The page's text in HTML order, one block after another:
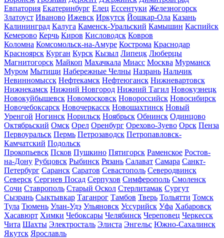
Евпатория Екатеринбург Елец Ессентуки Железногорск
Златоуст Иваново Ижевск Иркутск Йошкар-Ола Казань
Калининград Калуга Каменск-Уральский Камышин Каспийск
Кемерово Керчь Киров Кисловодск Ковров
Коломна Комсомольск-на-Амуре Кострома Краснодар
Красноярск Курган Курск Кызыл Липецк Люберцы
Магнитогорск Майкоп Махачкала Миасс Москва Мурманск
Муром Мытищи Набережные Челны Назрань Нальчик
Невинномысск Нефтекамск Нефтеюганск Нижневартовск
Нижнекамск Нижний Новгород Нижний Тагил Новокузнецк
Новокуйбышевск Новомосковск Новороссийск Новосибирск
Новочебоксарск Новочеркасск Новошахтинск Новый
Уренгой Ногинск Норильск Ноябрьск Обнинск Одинцово
Октябрьский Омск Орел Оренбург Орехово-Зуево Орск Пенза
Первоуральск Пермь Петрозаводск Петропавловск-
Камчатский Подольск
Прокопьевск Псков Пушкино Пятигорск Раменское Ростов-
на-Дону Рубцовск Рыбинск Рязань Салават Самара Санкт-
Петербург Саранск Саратов Севастополь Северодвинск
Северск Сергиев Посад Серпухов Симферополь Смоленск
Сочи Ставрополь Старый Оскол Стерлитамак Сургут
Сызрань Сыктывкар Таганрог Тамбов Тверь Тольятти Томск
Тула Тюмень Улан-Удэ Ульяновск Уссурийск Уфа Хабаровск
Хасавюрт Химки Чебоксары Челябинск Череповец Черкесск
Чита Шахты Электросталь Элиста Энгельс Южно-Сахалинск
Якутск Ярославль